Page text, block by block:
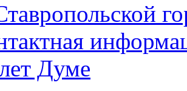
Думе